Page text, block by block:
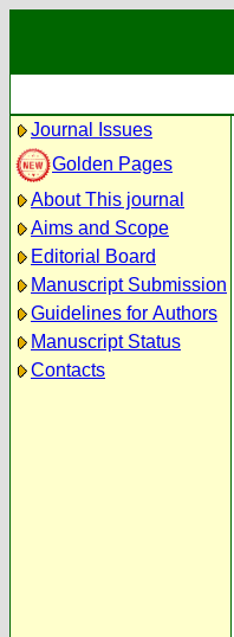
Journal Issues
Golden Pages
About This journal
Aims and Scope
Editorial Board
Manuscript Submission
Guidelines for Authors
Manuscript Status
Contacts